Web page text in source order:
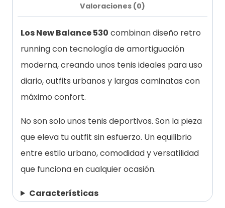
Valoraciones (0)
Los New Balance 530 combinan diseño retro
running con tecnología de amortiguación
moderna, creando unos tenis ideales para uso
diario, outfits urbanos y largas caminatas con
máximo confort.
No son solo unos tenis deportivos. Son la pieza
que eleva tu outfit sin esfuerzo. Un equilibrio
entre estilo urbano, comodidad y versatilidad
que funciona en cualquier ocasión.
Características